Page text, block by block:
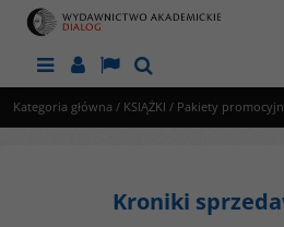
MenuPanelLangSzukaj
Kategoria główna / KSIĄŻKI / Pakiety
Kroniki